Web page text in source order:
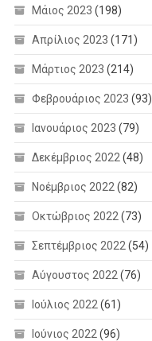
Μάιος 2023 (198)
Απρίλιος 2023 (171)
Μάρτιος 2023 (214)
Φεβρουάριος 2023 (93)
Ιανουάριος 2023 (79)
Δεκέμβριος 2022 (48)
Νοέμβριος 2022 (82)
Οκτώβριος 2022 (73)
Σεπτέμβριος 2022 (54)
Αύγουστος 2022 (76)
Ιούλιος 2022 (61)
Ιούνιος 2022 (96)